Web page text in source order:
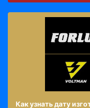
Как узнать дату